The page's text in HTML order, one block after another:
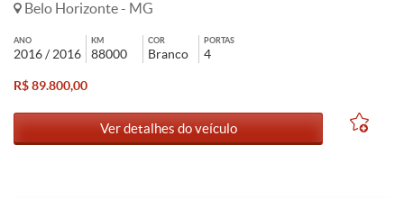
Belo Horizonte - MG
ANO
2016 / 2016
KM
88000
COR
Branco
PORTAS
4
R$ 89.800,00
Ver detalhes do veículo